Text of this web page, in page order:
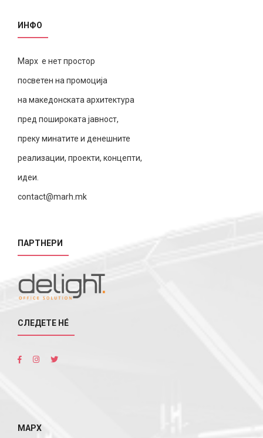
ИНФО
Марх е нет простор
посветен на промоција
на македонската архитектура
пред пошироката јавност,
преку минатите и денешните
реализации, проекти, концепти,
идеи.
contact@marh.mk
ПАРТНЕРИ
СЛЕДЕТЕ НÉ
МАРХ